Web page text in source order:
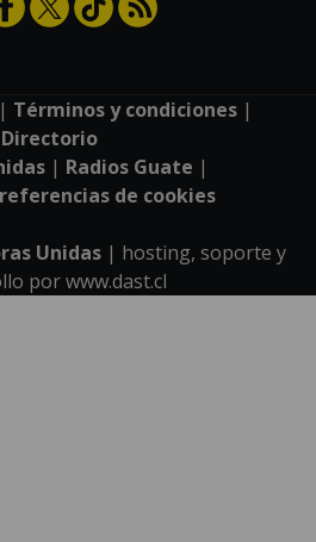
Términos y condiciones|
Directorio
| Radios Guate |
de cookies
Unidas| hosting, soporte y
porwww.dast.cl